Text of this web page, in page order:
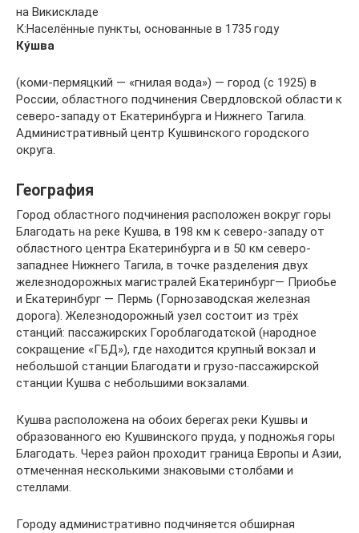
на Викискладе
К:Населённые пункты, основанные в 1735 году
Ку́шва
(коми-пермяцкий — «гнилая вода») — город (с 1925) в
России, областного подчинения Свердловской области к
северо-западу от Екатеринбурга и Нижнего Тагила.
Административный центр Кушвинского городского
округа.
География
Город областного подчинения расположен вокруг горы
Благодать на реке Кушва, в 198 км к северо-западу от
областного центра Екатеринбурга и в 50 км северо-
западнее Нижнего Тагила, в точке разделения двух
железнодорожных магистралей Екатеринбург— Приобье
и Екатеринбург — Пермь (Горнозаводская железная
дорога). Железнодорожный узел состоит из трёх
станций: пассажирских Гороблагодатской (народное
сокращение «ГБД»), где находится крупный вокзал и
небольшой станции Благодати и грузо-пассажирской
станции Кушва с небольшими вокзалами.
Кушва расположена на обоих берегах реки Кушвы и
образованного ею Кушвинского пруда, у подножья горы
Благодать. Через район проходит граница Европы и Азии,
отмеченная несколькими знаковыми столбами и
стеллами.
Городу административно подчиняется обширная